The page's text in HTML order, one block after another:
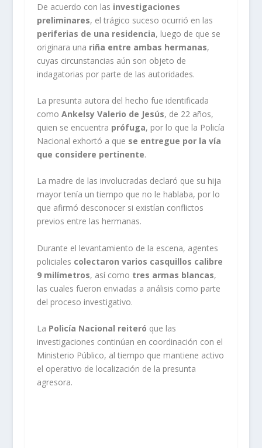
De acuerdo con las investigaciones
preliminares, el trágico suceso ocurrió en las
periferias de una residencia, luego de que se
originara una riña entre ambas hermanas,
cuyas circunstancias aún son objeto de
indagatorias por parte de las autoridades.
La presunta autora del hecho fue identificada
como Ankelsy Valerio de Jesús, de 22 años,
quien se encuentra prófuga, por lo que la Policía
Nacional exhortó a que se entregue por la vía
que considere pertinente.
La madre de las involucradas declaró que su hija
mayor tenía un tiempo que no le hablaba, por lo
que afirmó desconocer si existían conflictos
previos entre las hermanas.
Durante el levantamiento de la escena, agentes
policiales colectaron varios casquillos calibre
9 milímetros, así como tres armas blancas,
las cuales fueron enviadas a análisis como parte
del proceso investigativo.
La Policía Nacional reiteró que las
investigaciones continúan en coordinación con el
Ministerio Público, al tiempo que mantiene activo
el operativo de localización de la presunta
agresora.